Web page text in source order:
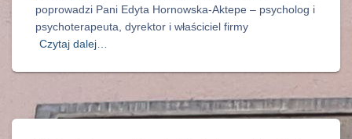
poprowadzi Pani Edyta Hornowska-Aktepe – psycholog i
psychoterapeuta, dyrektor i właściciel firmy
Czytaj dalej…